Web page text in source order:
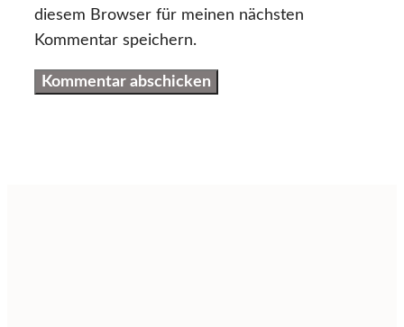
diesem Browser für meinen nächsten
Kommentar speichern.